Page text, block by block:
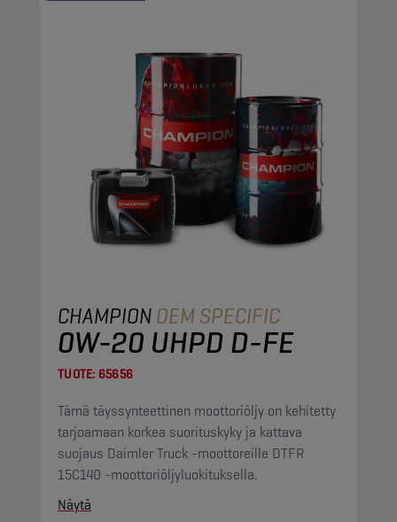
CHAMPIONOEM SPECIFIC
0W-20 UHPD D-FE
TUOTE: 65656
Tämä täyssynteettinen moottoriöljy on kehitetty
tarjoamaan korkea suorituskyky ja kattava
suojaus Daimler Truck -moottoreille DTFR
15C140 -moottoriöljyluokituksella.
Näytä